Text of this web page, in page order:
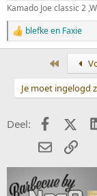
Kamado Joe classic 2
W
a
d
n
:
blefkeen Faxie
Eerste
Je moet ingelogd
Deel: Facebook
X
E-mail